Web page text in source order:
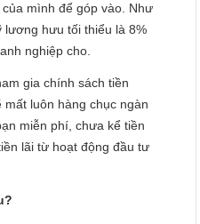
mình để góp vào. Như
lương hưu tối thiểu là 8%
nghiệp cho.
gia chính sách tiền
luôn hàng chục ngàn
miễn phí, chưa kể tiền
lãi từ hoạt động đầu tư